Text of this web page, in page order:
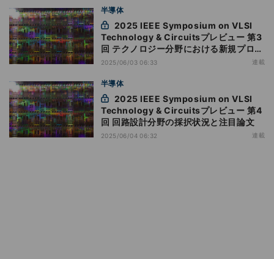
半導体
Technology & Circuitsプレビュー 第3
回 テクノロジー分野における新規プロセ
ス・デバイスとメモリ分野の注目論文
2025/06/03 06:33 連載
半導体
Technology & Circuitsプレビュー 第4
回 回路設計分野の採択状況と注目論文
2025/06/04 06:32 連載